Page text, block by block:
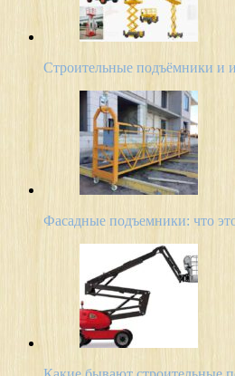
Строительные подъёмники и
Фасадные подъемники: что